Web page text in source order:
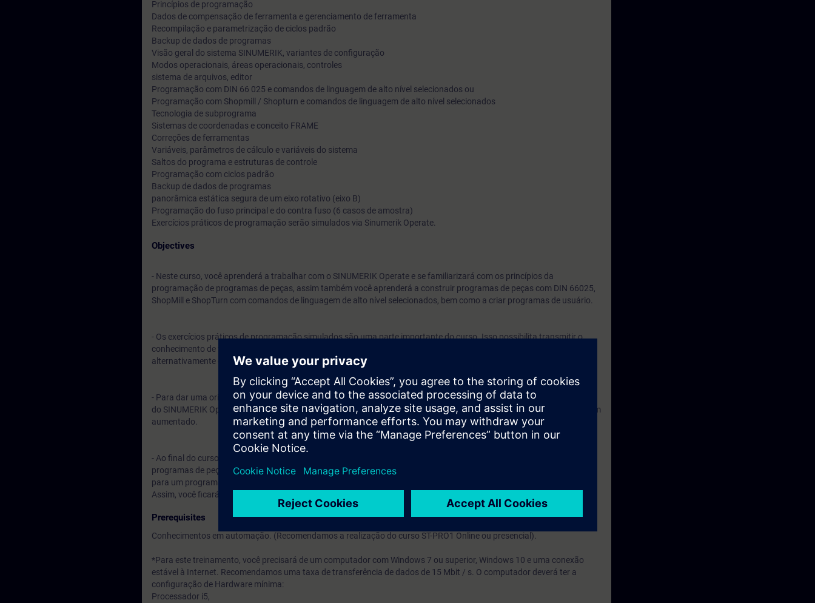
Princípios de programação
Dados de compensação de ferramenta e gerenciamento de ferramenta
Recompilação e parametrização de ciclos padrão
Backup de dados de programas
Visão geral do sistema SINUMERIK, variantes de configuração
Modos operacionais, áreas operacionais, controles
sistema de arquivos, editor
Programação com DIN 66 025 e comandos de linguagem de alto nível selecionados ou
Programação com Shopmill / Shopturn e comandos de linguagem de alto nível selecionados
Tecnologia de subprograma
Sistemas de coordenadas e conceito FRAME
Correções de ferramentas
Variáveis, parâmetros de cálculo e variáveis do sistema
Saltos do programa e estruturas de controle
Programação com ciclos padrão
Backup de dados de programas
panorâmica estática segura de um eixo rotativo (eixo B)
Programação do fuso principal e do contra fuso (6 casos de amostra)
Exercícios práticos de programação serão simulados via Sinumerik Operate.
Objectives
- Neste curso, você aprenderá a trabalhar com o SINUMERIK Operate e se familiarizará com os princípios da
programação de programas de peças, assim também você aprenderá a construir programas de peças com DIN 66025,
ShopMill e ShopTurn com comandos de linguagem de alto nível selecionados, bem como a criar programas de usuário.
- Os exercícios práticos de programação simulados são uma parte importante do curso. Isso possibilita transmitir o
conhecimento de forma ainda mais clara e aumentar o sucesso do aprendizado. Os exercícios podem ser realizados
alternativamente em DIN 66025 e / ou ShopMill ou ShopTurn.
- Para dar uma orientação muito prática aos exercícios, usamos a função de simulação gráfica e gravação simultânea
do SINUMERIK Operate. O conhecimento pode ser transmitido de uma forma muito clara e o resultado da aprendizagem
aumentado.
- Ao final do curso, você poderá operar o SINUMERIK Operate com a interface de usuário padrão e fazer alterações nos
programas de peças, você será capaz de criar programas de peças por conta própria e transferir os desenhos da peça
para um programa. Seu know-how adquirido pode reduzir significativamente o tempo necessário para a programação.
Assim, você ficará mais confiante com as máquinas-ferramentas e o risco de operação incorreta será minimizado.
Prerequisites
Conhecimentos em automação. (Recomendamos a realização do curso ST-PRO1 Online ou presencial).
*Para este treinamento, você precisará de um computador com Windows 7 ou superior, Windows 10 e uma conexão
estável à Internet. Recomendamos uma taxa de transferência de dados de 15 Mbit / s. O computador deverá ter a
configuração de Hardware mínima:
Processador i5,